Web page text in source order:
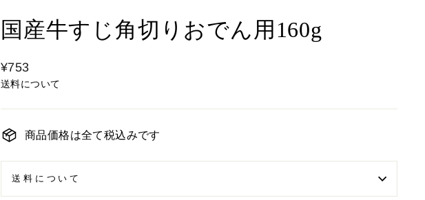
国産牛すじ角切りおでん用160g
¥753
送料について
商品価格は全て税込みです
送料について